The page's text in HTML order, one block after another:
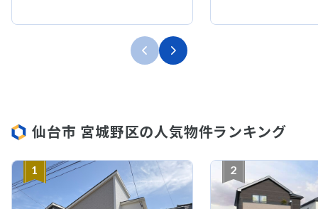
仙台市 宮城野区の人気物件ランキング
1 2